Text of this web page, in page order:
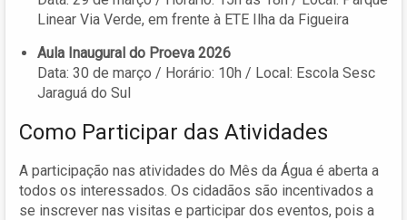
Linear Via Verde, em frente à ETE Ilha da Figueira
Aula Inaugural do Proeva 2026
Data: 30 de março / Horário: 10h / Local: Escola Sesc
Jaraguá do Sul
Como Participar das Atividades
A participação nas atividades do Mês da Água é aberta a
todos os interessados. Os cidadãos são incentivados a
se inscrever nas visitas e participar dos eventos, pois a